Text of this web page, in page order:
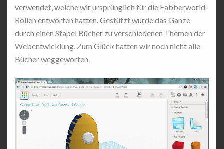
verwendet, welche wir ursprünglich für die Fabberworld-
Rollen entworfen hatten. Gestützt wurde das Ganze
durch einen Stapel Bücher zu verschiedenen Themen der
Webentwicklung. Zum Glück hatten wir noch nicht alle
Bücher weggeworfen.